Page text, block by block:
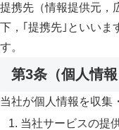
提携先（情報提供元，
下，｢提携先｣といいま
す。
第3条（個人情
当社が個人情報を収集
当社サービスの提